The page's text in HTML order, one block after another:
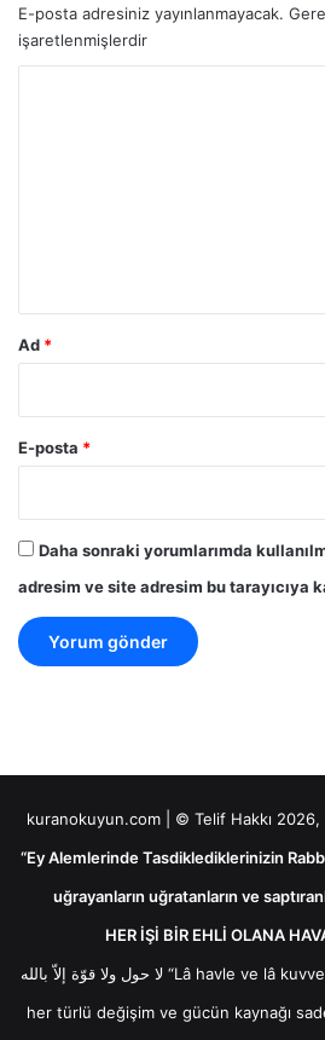
E-posta adresiniz yayınlanmayacak.
işaretlenmişlerdir
Ad *
E-posta *
Daha sonraki yorumlarımda
adresim ve site adresim bu tarayıcıya
kuranokuyun.com | © Telif Hakkı 2026,
“Ey Alemlerinde Tasdiklediklerinizin
uğrayanların uğratanların ve
HER İŞİ BİR EHLİ OLANA
لا حول ولا قوّة إلاّ بالله “Lâ havle ve lâ kuvvete illâ billâh Güç ve kuvvet
her türlü değişim ve gücün kaynağı